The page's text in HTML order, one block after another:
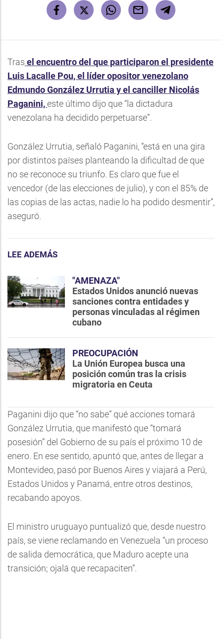
Tras el encuentro del que participaron el presidente
Luis Lacalle Pou, el líder opositor venezolano
Edmundo González Urrutia y el canciller Nicolás
Paganini,este último dijo que “la dictadura
venezolana ha decidido perpetuarse”.
González Urrutia, señaló Paganini, “está en una gira
por distintos países planteando la dificultad de que
no se reconoce su triunfo. Es claro que fue el
vencedor (de las elecciones de julio), y con el 85% de
las copias de las actas, nadie lo ha podido desmentir”,
aseguró.
LEE ADEMÁS
"AMENAZA"
Estados Unidos anunció nuevas
sanciones contra entidades y
personas vinculadas al régimen
cubano
PREOCUPACIÓN
La Unión Europea busca una
posición común tras la crisis
migratoria en Ceuta
Paganini dijo que “no sabe” qué acciones tomará
González Urrutia, que manifestó que “tomará
posesión” del Gobierno de su país el próximo 10 de
enero. En ese sentido, apuntó que, antes de llegar a
Montevideo, pasó por Buenos Aires y viajará a Perú,
Estados Unidos y Panamá, entre otros destinos,
recabando apoyos.
El ministro uruguayo puntualizó que, desde nuestro
país, se viene reclamando en Venezuela “un proceso
de salida democrática, que Maduro acepte una
transición; ojalá que recapaciten”.